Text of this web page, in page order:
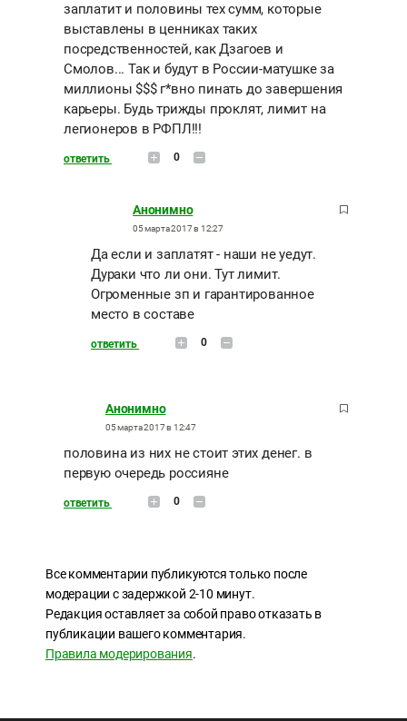
заплатит и половины тех сумм, которые
выставлены в ценниках таких
посредственностей, как Дзагоев и
Смолов... Так и будут в России-матушке за
миллионы $$$ г*вно пинать до завершения
карьеры. Будь трижды проклят, лимит на
легионеров в РФПЛ!!!
ответить 0
Анонимно
05 марта 2017 в 12:27
Да если и заплатят - наши не уедут.
Дураки что ли они. Тут лимит.
Огроменные зп и гарантированное
место в составе
ответить 0
Анонимно
05 марта 2017 в 12:47
половина из них не стоит этих денег. в
первую очередь россияне
ответить 0
Все комментарии публикуются только после
модерации с задержкой 2-10 минут.
Редакция оставляет за собой право отказать в
публикации вашего комментария.
Правила модерирования.